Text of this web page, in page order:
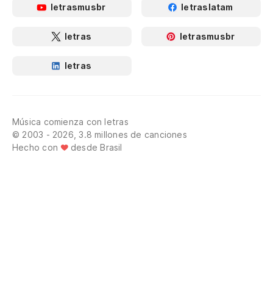
letrasmusbr letraslatam
letras letrasmusbr
letras
Música comienza con letras
© 2003 - 2026, 3.8 millones de canciones
Hecho con
desde Brasil